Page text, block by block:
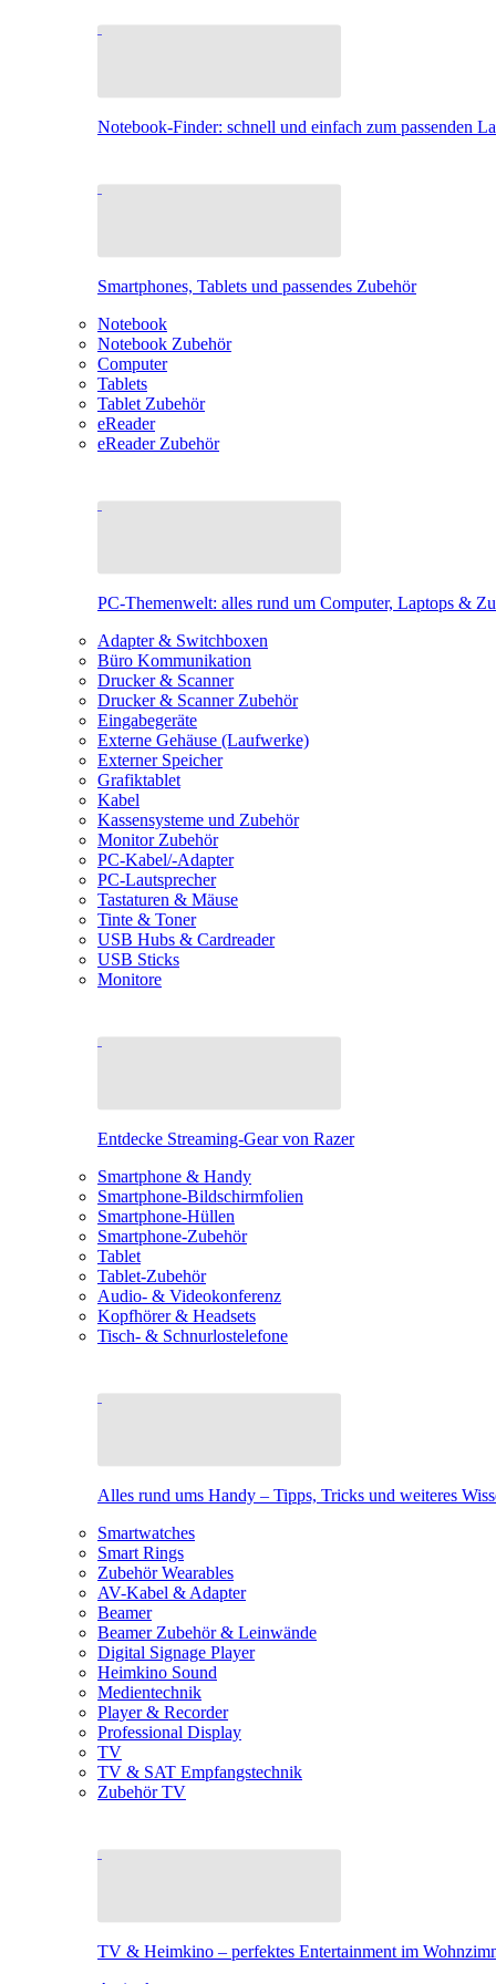
Notebook-Finder: schnell und einfach zum passenden
Smartphones, Tablets und passendes Zubehör
Notebook
Notebook Zubehör
Computer
Tablets
Tablet Zubehör
eReader
eReader Zubehör
PC-Themenwelt: alles rund um Computer, Laptops &
Adapter & Switchboxen
Büro Kommunikation
Drucker & Scanner
Drucker & Scanner Zubehör
Eingabegeräte
Externe Gehäuse (Laufwerke)
Externer Speicher
Grafiktablet
Kabel
Kassensysteme und Zubehör
Monitor Zubehör
PC-Kabel/-Adapter
PC-Lautsprecher
Tastaturen & Mäuse
Tinte & Toner
USB Hubs & Cardreader
USB Sticks
Monitore
Entdecke Streaming-Gear von Razer
Smartphone & Handy
Smartphone-Bildschirmfolien
Smartphone-Hüllen
Smartphone-Zubehör
Tablet
Tablet-Zubehör
Audio- & Videokonferenz
Kopfhörer & Headsets
Tisch- & Schnurlostelefone
Alles rund ums Handy – Tipps, Tricks und weiteres
Smartwatches
Smart Rings
Zubehör Wearables
AV-Kabel & Adapter
Beamer
Beamer Zubehör & Leinwände
Digital Signage Player
Heimkino Sound
Medientechnik
Player & Recorder
Professional Display
TV
TV & SAT Empfangstechnik
Zubehör TV
TV & Heimkino – perfektes Entertainment im